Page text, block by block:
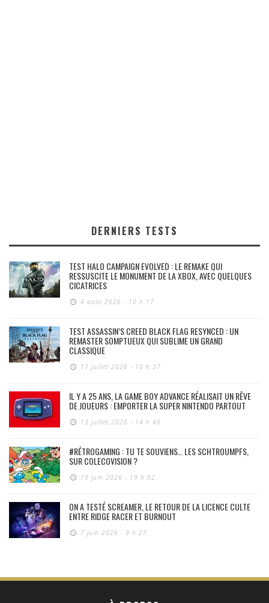
DERNIERS TESTS
TEST HALO CAMPAIGN EVOLVED : LE REMAKE QUI
RESSUSCITE LE MONUMENT DE LA XBOX, AVEC QUELQUES
CICATRICES
4 août 2026 - 10 h 17
TEST ASSASSIN’S CREED BLACK FLAG RESYNCED : UN
REMASTER SOMPTUEUX QUI SUBLIME UN GRAND
CLASSIQUE
17 juillet 2026 - 10 h 37
IL Y A 25 ANS, LA GAME BOY ADVANCE RÉALISAIT UN RÊVE
DE JOUEURS : EMPORTER LA SUPER NINTENDO PARTOUT
13 juillet 2026 - 14 h 48
#RÉTROGAMING : TU TE SOUVIENS… LES SCHTROUMPFS,
SUR COLECOVISION ?
19 juin 2026 - 19 h 02
ON A TESTÉ SCREAMER, LE RETOUR DE LA LICENCE CULTE
ENTRE RIDGE RACER ET BURNOUT
7 juin 2026 - 9 h 27